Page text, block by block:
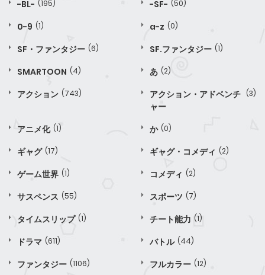
-BL- (195) -SF- (50)
0-9 (1) a-z (0)
SF・ファンタジー (6) SF.ファンタジー (1)
SMARTOON (4) あ (2)
アクション (743)
アクション・アドベンチ
ャー
(3)
アニメ化 (1) か (0)
ギャグ (17) ギャグ・コメディ (2)
ゲーム世界 (1) コメディ (2)
サスペンス (55) スポーツ (7)
タイムスリップ (1) チート能力 (1)
ドラマ (611) バトル (44)
ファンタジー (1106) フルカラー (12)